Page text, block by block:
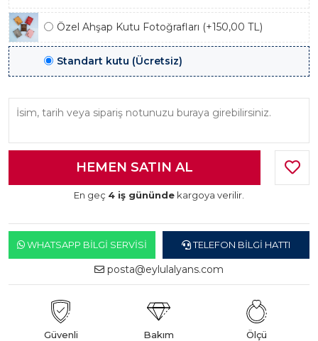
Özel Ahşap Kutu Fotoğrafları (+150,00 TL)
Standart kutu (Ücretsiz)
En geç 4 iş gününde kargoya verilir.
WHATSAPP BILGI SERVISI TELEFON BILGI HATTI
posta@eylulalyans.com
Güvenli
Bakım
Ölçü